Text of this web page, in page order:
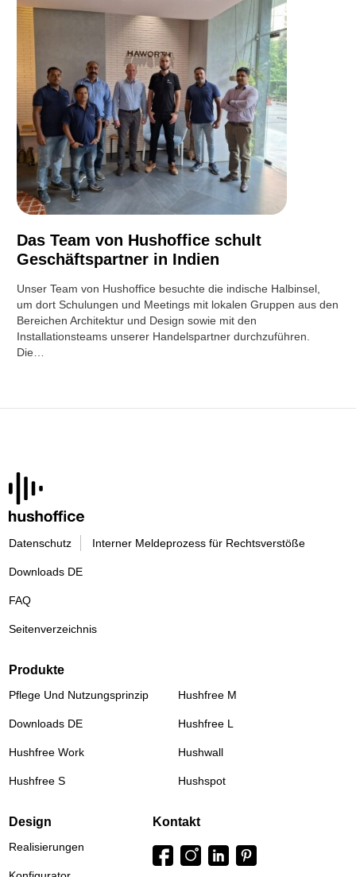
Das Team von Hushoffice schult
Geschäftspartner in Indien
Unser Team von Hushoffice besuchte die indische Halbinsel,
um dort Schulungen und Meetings mit lokalen Gruppen aus den
Bereichen Architektur und Design sowie mit den
Installationsteams unserer Handelspartner durchzuführen.
Die…
Datenschutz Interner Meldeprozess für Rechtsverstöße
Downloads DE
FAQ
Seitenverzeichnis
Produkte
Pflege Und Nutzungsprinzip
Downloads DE
Hushfree Work
Hushfree S
Hushfree M
Hushfree L
Hushwall
Hushspot
Design
Realisierungen
Kontakt